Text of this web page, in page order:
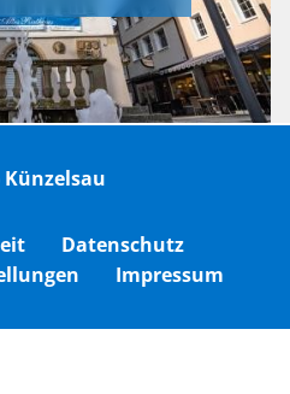
Künzelsau
Datenschutz
Impressum